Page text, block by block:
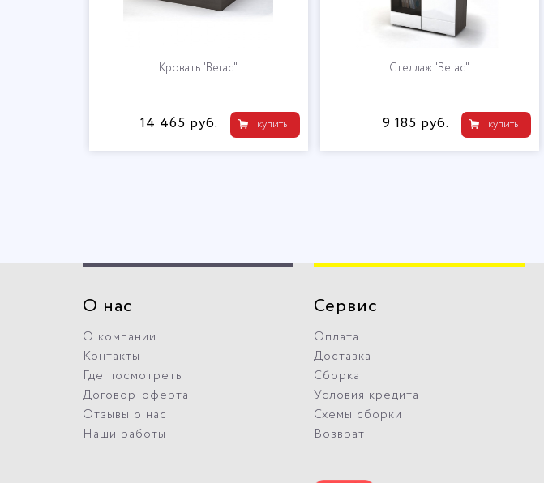
купить купить
9 185 руб.
О нас
О компании
Контакты
Где посмотреть
Договор-оферта
Отзывы о нас
Наши работы
Сервис
Оплата
Доставка
Сборка
Условия кредита
Схемы сборки
Возврат